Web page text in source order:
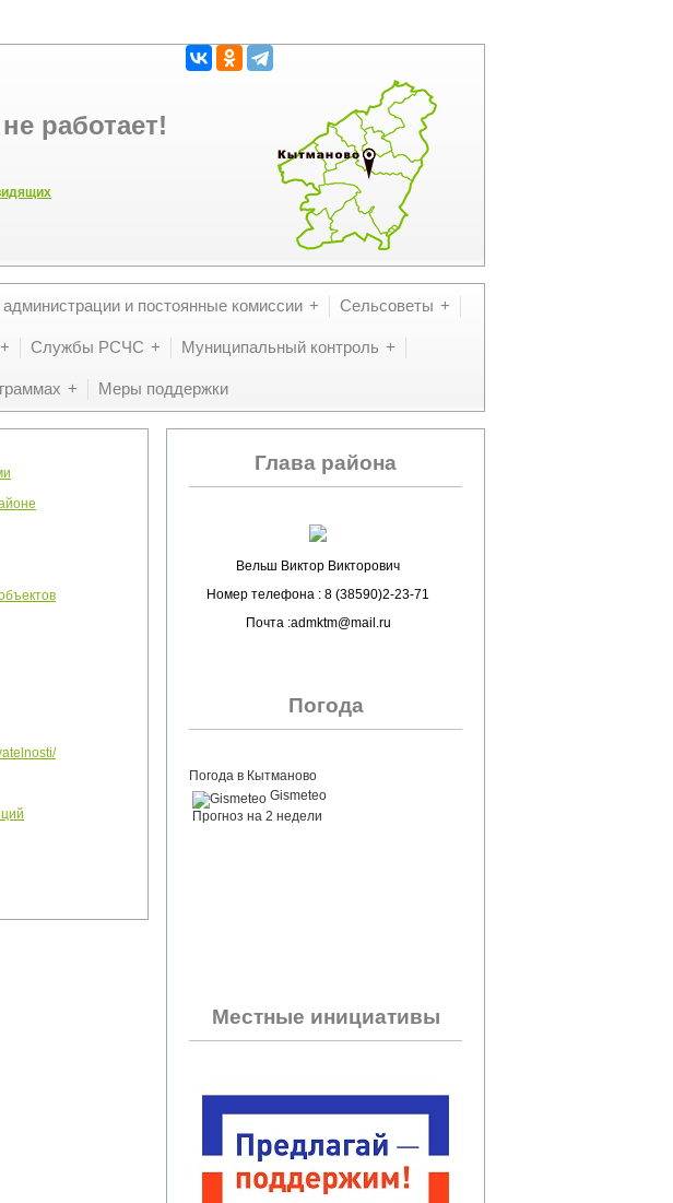
работает!
и постоянные комиссии Сельсоветы
Службы РСЧС Муниципальный контроль
Меры поддержки
Глава района
Вельш Виктор Викторович
Номер телефона : 8 (38590)2-23-71
Почта :admktm@mail.ru
Погода
Погода в Кытманово
Gismeteo
Прогноз на 2 недели
Местные инициативы